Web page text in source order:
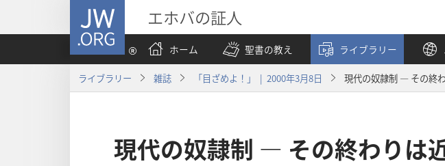
JW.ORG エホバの証人
ホーム
聖書の教え ライブラリー
ライブラリー 雑誌 「目ざめよ！」 | 2000年3月8日 現代の奴隷制 ― その終
現代の奴隷制 ― その終わりは